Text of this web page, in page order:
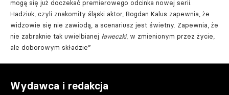
mogą się już doczekać premierowego odcinka nowej serii.
Hadziuk, czyli znakomity śląski aktor, Bogdan Kalus zapewnia, że
widzowie się nie zawiodą, a scenariusz jest świetny. Zapewnia, że
nie zabraknie tak uwielbianej ławeczki, w zmienionym przez życie,
ale doborowym składzie”
Wydawca i redakcja